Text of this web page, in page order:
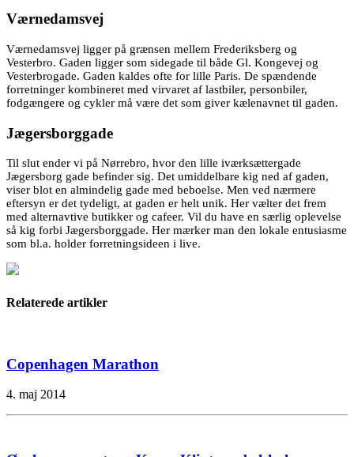
Værnedamsvej
Værnedamsvej ligger på grænsen mellem Frederiksberg og
Vesterbro. Gaden ligger som sidegade til både Gl. Kongevej og
Vesterbrogade. Gaden kaldes ofte for lille Paris. De spændende
forretninger kombineret med virvaret af lastbiler, personbiler,
fodgængere og cykler må være det som giver kælenavnet til gaden.
Jægersborggade
Til slut ender vi på Nørrebro, hvor den lille iværksættergade
Jægersborg gade befinder sig. Det umiddelbare kig ned af gaden,
viser blot en almindelig gade med beboelse. Men ved nærmere
eftersyn er det tydeligt, at gaden er helt unik. Her vælter det frem
med alternavtive butikker og cafeer. Vil du have en særlig oplevelse
så kig forbi Jægersborggade. Her mærker man den lokale entusiasme
som bl.a. holder forretningsideen i live.
Relaterede artikler
Copenhagen Marathon
4. maj 2014